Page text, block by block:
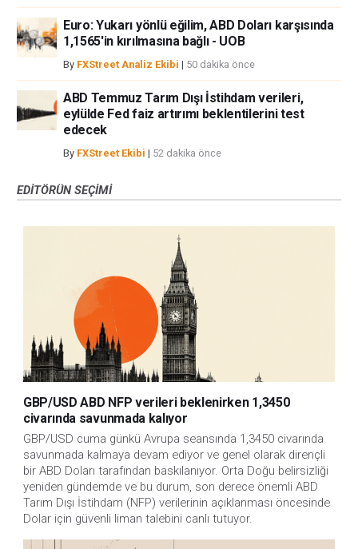
Euro: Yukarı yönlü eğilim, ABD Doları karşısında
1,1565'in kırılmasına bağlı - UOB
By FXStreet Analiz Ekibi | 50 dakika önce
ABD Temmuz Tarım Dışı İstihdam verileri,
eylülde Fed faiz artırımı beklentilerini test
edecek
By FXStreet Ekibi | 52 dakika önce
EDITÖRÜN SEÇIMI
GBP/USD ABD NFP verileri beklenirken 1,3450
civarında savunmada kalıyor
GBP/USD cuma günkü Avrupa seansında 1,3450 civarında
savunmada kalmaya devam ediyor ve genel olarak dirençli
bir ABD Doları tarafından baskılanıyor. Orta Doğu belirsizliği
yeniden gündemde ve bu durum, son derece önemli ABD
Tarım Dışı İstihdam (NFP) verilerinin açıklanması öncesinde
Dolar için güvenli liman talebini canlı tutuyor.